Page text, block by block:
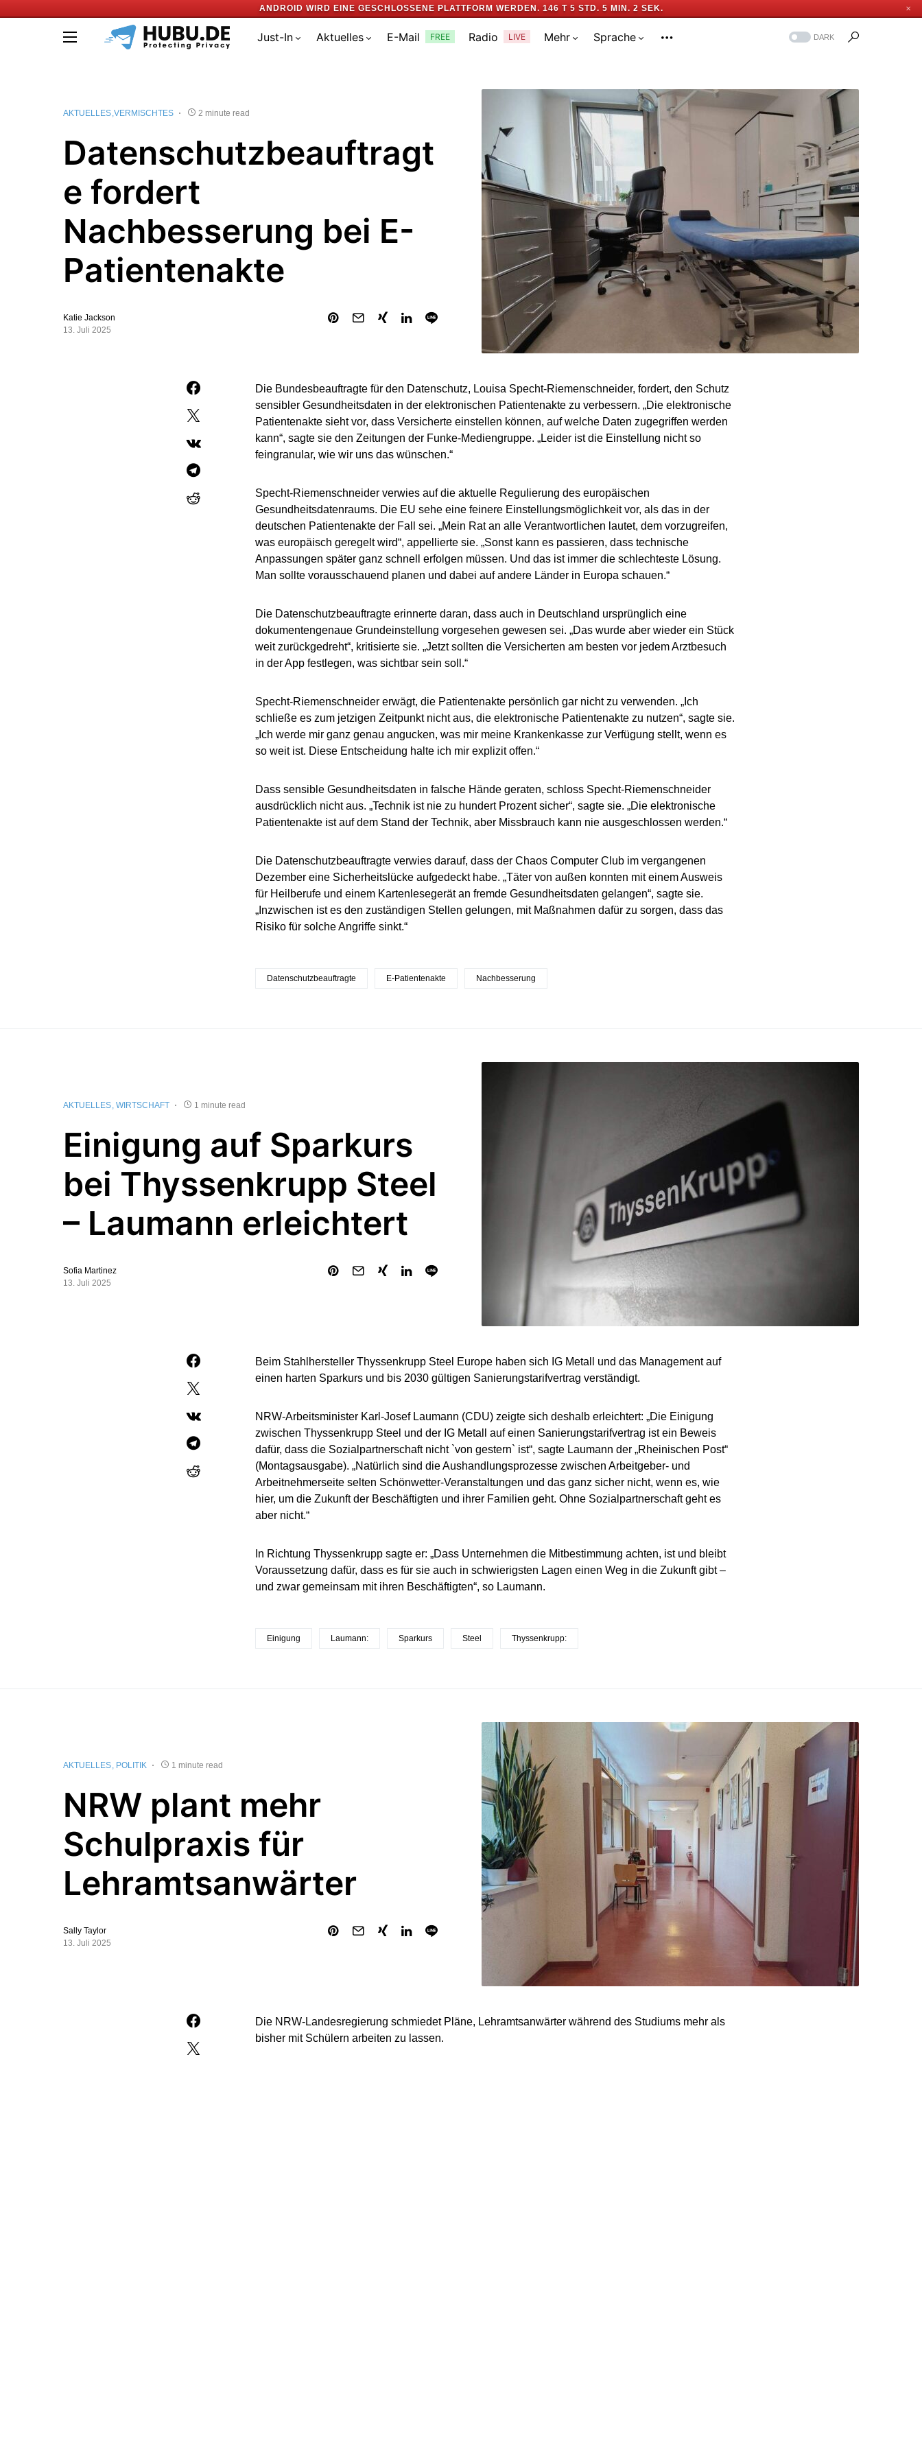
ANDROID WIRD EINE GESCHLOSSENE PLATTFORM WERDEN. 146 T 5 STD. 5 MIN. 1 SEK. ✕
Just-In Aktuelles E-Mail FREE Radio LIVE Mehr Sprache DARK
AKTUELLES VERMISCHTES 2 minute read
Datenschutzbeauftragt
e fordert
Nachbesserung bei E-
Patientenakte
Katie Jackson
13. Juli 2025
Die Bundesbeauftragte für den Datenschutz, Louisa Specht-Riemenschneider, fordert, den Schutz
sensibler Gesundheitsdaten in der elektronischen Patientenakte zu verbessern. „Die elektronische
Patientenakte sieht vor, dass Versicherte einstellen können, auf welche Daten zugegriffen werden
kann“, sagte sie den Zeitungen der Funke-Mediengruppe. „Leider ist die Einstellung nicht so
feingranular, wie wir uns das wünschen.“
Specht-Riemenschneider verwies auf die aktuelle Regulierung des europäischen
Gesundheitsdatenraums. Die EU sehe eine feinere Einstellungsmöglichkeit vor, als das in der
deutschen Patientenakte der Fall sei. „Mein Rat an alle Verantwortlichen lautet, dem vorzugreifen,
was europäisch geregelt wird“, appellierte sie. „Sonst kann es passieren, dass technische
Anpassungen später ganz schnell erfolgen müssen. Und das ist immer die schlechteste Lösung.
Man sollte vorausschauend planen und dabei auf andere Länder in Europa schauen.“
Die Datenschutzbeauftragte erinnerte daran, dass auch in Deutschland ursprünglich eine
dokumentengenaue Grundeinstellung vorgesehen gewesen sei. „Das wurde aber wieder ein Stück
weit zurückgedreht“, kritisierte sie. „Jetzt sollten die Versicherten am besten vor jedem Arztbesuch
in der App festlegen, was sichtbar sein soll.“
Specht-Riemenschneider erwägt, die Patientenakte persönlich gar nicht zu verwenden. „Ich
schließe es zum jetzigen Zeitpunkt nicht aus, die elektronische Patientenakte zu nutzen“, sagte sie.
„Ich werde mir ganz genau angucken, was mir meine Krankenkasse zur Verfügung stellt, wenn es
so weit ist. Diese Entscheidung halte ich mir explizit offen.“
Dass sensible Gesundheitsdaten in falsche Hände geraten, schloss Specht-Riemenschneider
ausdrücklich nicht aus. „Technik ist nie zu hundert Prozent sicher“, sagte sie. „Die elektronische
Patientenakte ist auf dem Stand der Technik, aber Missbrauch kann nie ausgeschlossen werden.“
Die Datenschutzbeauftragte verwies darauf, dass der Chaos Computer Club im vergangenen
Dezember eine Sicherheitslücke aufgedeckt habe. „Täter von außen konnten mit einem Ausweis
für Heilberufe und einem Kartenlesegerät an fremde Gesundheitsdaten gelangen“, sagte sie.
„Inzwischen ist es den zuständigen Stellen gelungen, mit Maßnahmen dafür zu sorgen, dass das
Risiko für solche Angriffe sinkt.“
Datenschutzbeauftragte E-Patientenakte Nachbesserung
AKTUELLES WIRTSCHAFT 1 minute read
Einigung auf Sparkurs
bei Thyssenkrupp Steel
– Laumann erleichtert
Sofia Martinez
13. Juli 2025
Beim Stahlhersteller Thyssenkrupp Steel Europe haben sich IG Metall und das Management auf
einen harten Sparkurs und bis 2030 gültigen Sanierungstarifvertrag verständigt.
NRW-Arbeitsminister Karl-Josef Laumann (CDU) zeigte sich deshalb erleichtert: „Die Einigung
zwischen Thyssenkrupp Steel und der IG Metall auf einen Sanierungstarifvertrag ist ein Beweis
dafür, dass die Sozialpartnerschaft nicht `von gestern` ist“, sagte Laumann der „Rheinischen Post“
(Montagsausgabe). „Natürlich sind die Aushandlungsprozesse zwischen Arbeitgeber- und
Arbeitnehmerseite selten Schönwetter-Veranstaltungen und das ganz sicher nicht, wenn es, wie
hier, um die Zukunft der Beschäftigten und ihrer Familien geht. Ohne Sozialpartnerschaft geht es
aber nicht.“
In Richtung Thyssenkrupp sagte er: „Dass Unternehmen die Mitbestimmung achten, ist und bleibt
Voraussetzung dafür, dass es für sie auch in schwierigsten Lagen einen Weg in die Zukunft gibt –
und zwar gemeinsam mit ihren Beschäftigten“, so Laumann.
Einigung Laumann: Sparkurs Steel Thyssenkrupp:
AKTUELLES POLITIK 1 minute read
NRW plant mehr
Schulpraxis für
Lehramtsanwärter
Sally Taylor
13. Juli 2025
Die NRW-Landesregierung schmiedet Pläne, Lehramtsanwärter während des Studiums mehr als
bisher mit Schülern arbeiten zu lassen.